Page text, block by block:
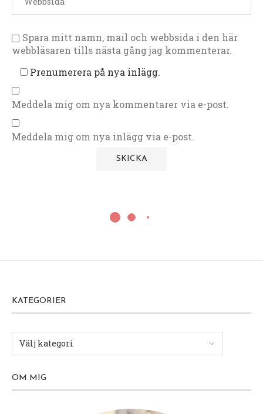
Spara mitt namn, mail och webbsida i den här
webbläsaren tills nästa gång jag kommenterar.
Prenumerera på nya inlägg.
Meddela mig om nya kommentarer via e-post.
Meddela mig om nya inlägg via e-post.
KATEGORIER
OM MIG